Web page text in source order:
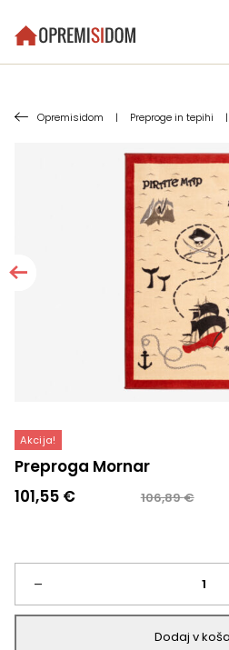
Opremisidom | Preproge in tepihi |
Akcija!
Preproga Mornar
106,89€
Izvirna
bila:
106,89 €.
101,55 €
Trenutna
101,55 €.
–
Preproga
Mornar
Dodaj v